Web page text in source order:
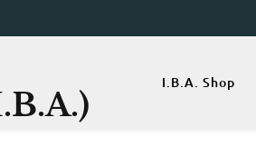
I.B.A. Shop